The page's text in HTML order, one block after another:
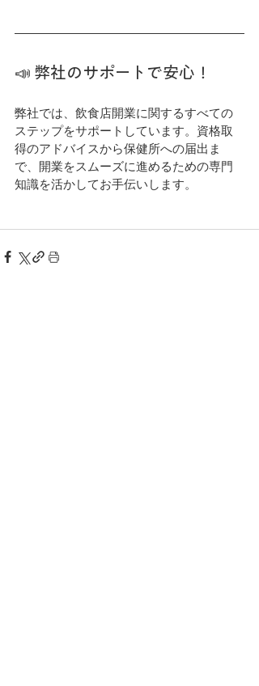
📣 弊社のサポートで安心！
弊社では、飲食店開業に関するすべての
ステップをサポートしています。資格取
得のアドバイスから保健所への届出ま
で、開業をスムーズに進めるための専門
知識を活かしてお手伝いします。